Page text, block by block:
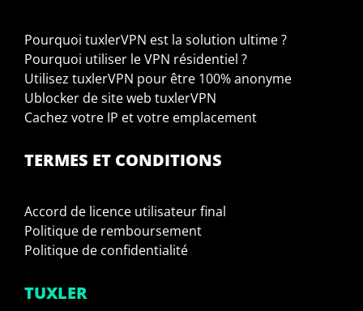
Pourquoi tuxlerVPN est la solution ultime ?
Pourquoi utiliser le VPN résidentiel ?
Utilisez tuxlerVPN pour être 100% anonyme
Ublocker de site web tuxlerVPN
Cachez votre IP et votre emplacement
TERMES ET CONDITIONS
Accord de licence utilisateur final
Politique de remboursement
Politique de confidentialité
TUXLER